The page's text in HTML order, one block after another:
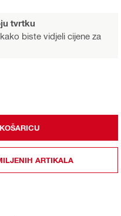
tvrtku
kako biste vidjeli cijene za
ARTIKALA